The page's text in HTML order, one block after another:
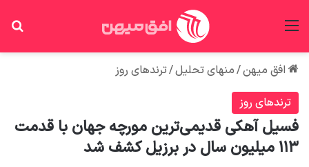
افق میهن/منهای تحلیل/ترندهای روز
ترندهای روز
فسیل آهکی قدیمی‌ترین مورچه جهان با قدمت
۱۱۳ میلیون سال در برزیل کشف شد